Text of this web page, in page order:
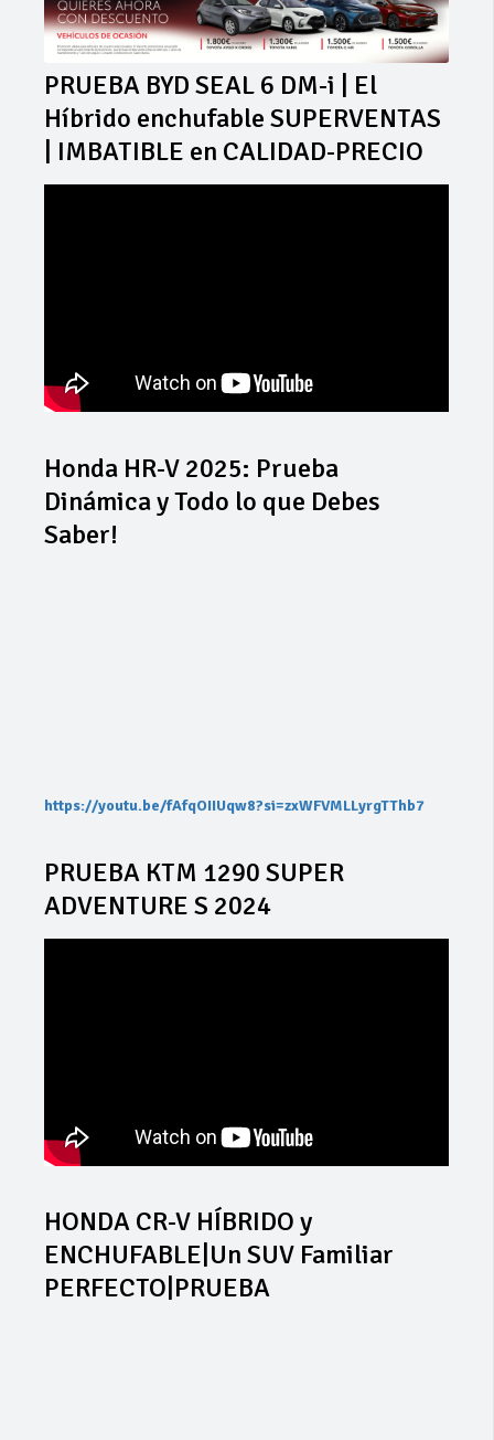
PRUEBA BYD SEAL 6 DM-i | El
Híbrido enchufable SUPERVENTAS
| IMBATIBLE en CALIDAD-PRECIO
Honda HR-V 2025: Prueba
Dinámica y Todo lo que Debes
Saber!
https://youtu.be/fAfqOIIUqw8?si=zxWFVMLLyrgTThb7
PRUEBA KTM 1290 SUPER
ADVENTURE S 2024
HONDA CR-V HÍBRIDO y
ENCHUFABLE|Un SUV Familiar
PERFECTO|PRUEBA